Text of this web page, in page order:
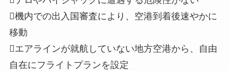
機内での出入国審査により、空港到着後速やかに
移動
エアラインが就航していない地方空港から、自由
自在にフライトプランを設定